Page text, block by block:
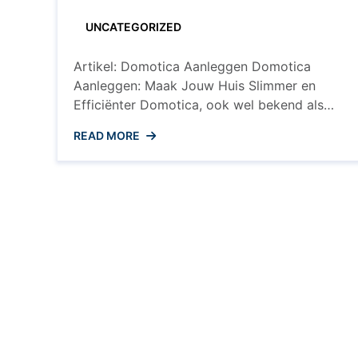
UNCATEGORIZED
Artikel: Domotica Aanleggen Domotica
Aanleggen: Maak Jouw Huis Slimmer en
Efficiënter Domotica, ook wel bekend als
populairder in huizen over de hele wereld.
Door het integreren van slimme apparaten
READ MORE